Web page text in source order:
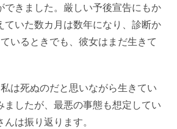
できました。厳しい予後宣告にもか
ていた数カ月は数年になり、診断か
いるときでも、彼女はまだ生きて
は死ぬのだと思いながら生きてい
ましたが、最悪の事態も想定してい
は振り返ります。